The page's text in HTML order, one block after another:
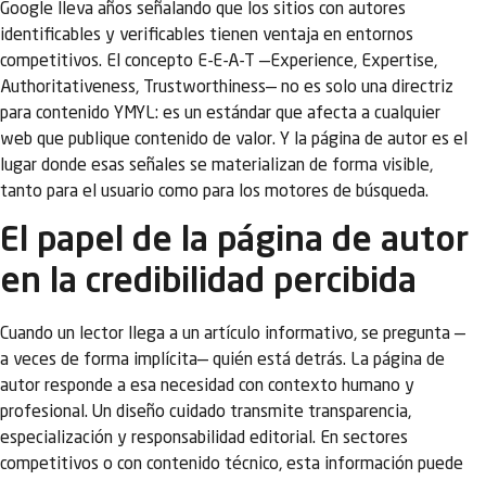
Google lleva años señalando que los sitios con autores
identificables y verificables tienen ventaja en entornos
competitivos. El concepto E-E-A-T —Experience, Expertise,
Authoritativeness, Trustworthiness— no es solo una directriz
para contenido YMYL: es un estándar que afecta a cualquier
web que publique contenido de valor. Y la página de autor es el
lugar donde esas señales se materializan de forma visible,
tanto para el usuario como para los motores de búsqueda.
El papel de la página de autor
en la credibilidad percibida
Cuando un lector llega a un artículo informativo, se pregunta —
a veces de forma implícita— quién está detrás. La página de
autor responde a esa necesidad con contexto humano y
profesional. Un diseño cuidado transmite transparencia,
especialización y responsabilidad editorial. En sectores
competitivos o con contenido técnico, esta información puede